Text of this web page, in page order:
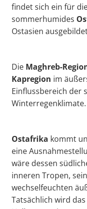
findet sich ein für
sommerhumides
Ostasien
Die Maghreb-
Kapregion im
Einflussbereich der
Winterregenklimate.
Ostafrika kommt
eine
wäre dessen
inneren Tropen,
wechselfeuchten
Tatsächlich wird